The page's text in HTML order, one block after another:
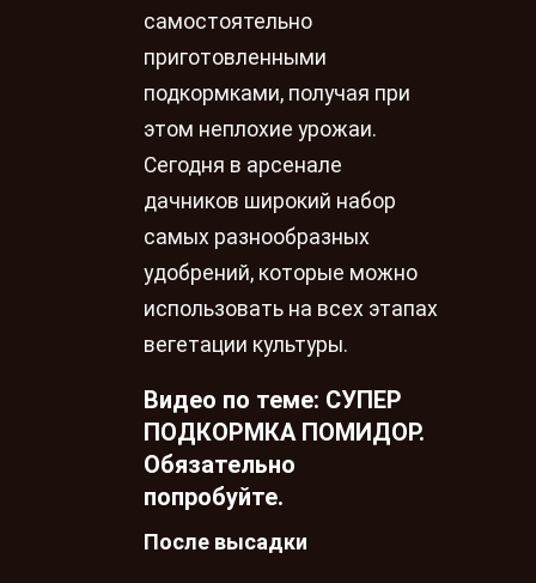
самостоятельно
приготовленными
подкормками, получая при
этом неплохие урожаи.
Сегодня в арсенале
дачников широкий набор
самых разнообразных
удобрений, которые можно
использовать на всех этапах
вегетации культуры.
Видео по теме: СУПЕР
ПОДКОРМКА ПОМИДОР.
Обязательно
попробуйте.
После высадки